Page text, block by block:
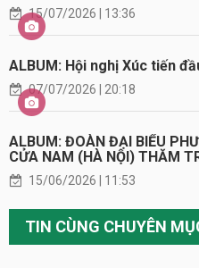
15/07/2026 | 13:36
ALBUM: Hội nghị Xúc tiến
07/07/2026 | 20:18
ALBUM: ĐOÀN ĐẠI BIỂU
CỬA NAM (HÀ NỘI) THĂM
15/06/2026 | 11:53
TIN CÙNG CHUYÊN